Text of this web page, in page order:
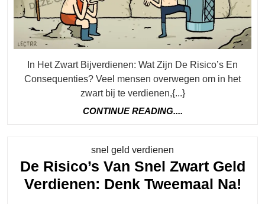
Consequenties? Veel mensen overwegen om in het
zwart bij te verdienen,{...}
CONTINUE READING....
snel geld verdienen
De Risico’s Van Snel Zwart Geld
Verdienen: Denk Tweemaal Na!